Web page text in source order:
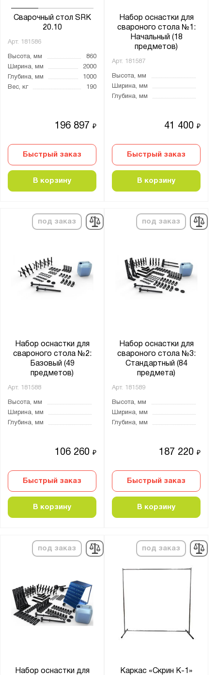
Сварочный стол SRK
20.10
Арт. 181586
Высота, мм
860
Ширина, мм
2000
Глубина, мм
1000
Вес, кг
190
196 897₽
Быстрый заказ
В корзину
Набор оснастки для
свароного стола №1:
Начальный (18
предметов)
Арт. 181587
Высота, мм
Ширина, мм
Глубина, мм
41 400₽
Быстрый заказ
В корзину
под заказ
Набор оснастки для
свароного стола №2:
Базовый (49
предметов)
Арт. 181588
Высота, мм
Ширина, мм
Глубина, мм
106 260₽
Быстрый заказ
В корзину
под заказ
Набор оснастки для
свароного стола №3:
Стандартный (84
предмета)
Арт. 181589
Высота, мм
Ширина, мм
Глубина, мм
187 220₽
Быстрый заказ
В корзину
под заказ
Набор оснастки для
под заказ
Каркас «Скрин К-1»